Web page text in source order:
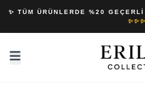
✨ TÜM ÜRÜNLERDE %20
✨✨✨